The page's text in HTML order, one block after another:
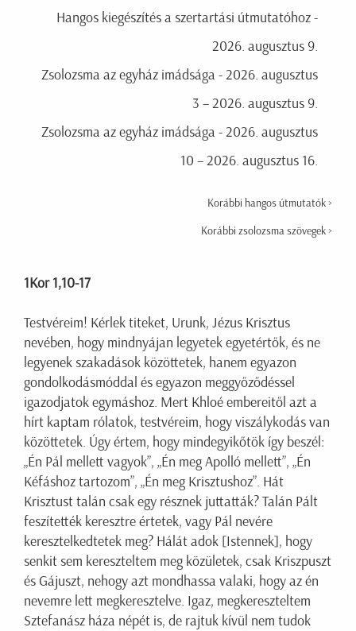
Hangos kiegészítés a szertartási útmutatóhoz -
2026. augusztus 9.
Zsolozsma az egyház imádsága - 2026. augusztus
3 – 2026. augusztus 9.
Zsolozsma az egyház imádsága - 2026. augusztus
10 – 2026. augusztus 16.
Korábbi hangos útmutatók >
Korábbi zsolozsma szövegek >
1Kor 1,10-17
Testvéreim! Kérlek titeket, Urunk, Jézus Krisztus
nevében, hogy mindnyájan legyetek egyetértők, és ne
legyenek szakadások közöttetek, hanem egyazon
gondolkodásmóddal és egyazon meggyőződéssel
igazodjatok egymáshoz. Mert Khloé embereitől azt a
hírt kaptam rólatok, testvéreim, hogy viszálykodás van
közöttetek. Úgy értem, hogy mindegyikőtök így beszél:
„Én Pál mellett vagyok”, „Én meg Apolló mellett”, „Én
Kéfáshoz tartozom”, „Én meg Krisztushoz”. Hát
Krisztust talán csak egy résznek juttatták? Talán Pált
feszítették keresztre értetek, vagy Pál nevére
keresztelkedtetek meg? Hálát adok [Istennek], hogy
senkit sem kereszteltem meg közületek, csak Kriszpuszt
és Gájuszt, nehogy azt mondhassa valaki, hogy az én
nevemre lett megkeresztelve. Igaz, megkereszteltem
Sztefanász háza népét is, de rajtuk kívül nem tudok